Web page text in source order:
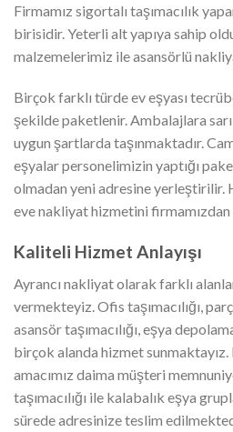
Firmamız sigortalı taşımacılık
birisidir. Yeterli alt yapıya sahip
malzemelerimiz ile asansörlü
Birçok farklı türde ev eşyası
şekilde paketlenir. Ambalajlara
uygun şartlarda taşınmaktadır.
eşyalar personelimizin yaptığı
olmadan yeni adresine yerleştirilir.
eve nakliyat hizmetini
Kaliteli Hizmet Anlayışı
Ayrancı nakliyat olarak farklı
vermekteyiz. Ofis taşımacılığı,
asansör taşımacılığı, eşya
birçok alanda hizmet
amacımız daima müşteri
taşımacılığı ile kalabalık eşya
sürede adresinize teslim